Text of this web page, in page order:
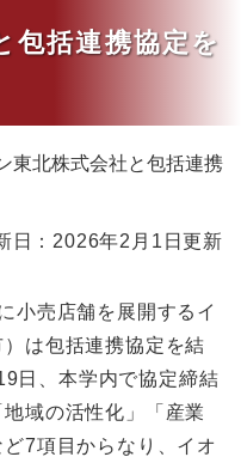
包括連携協定を
東北株式会社と包括連携
日：2026年2月1日更新
小売店舗を展開するイ
は包括連携協定を結
日、本学内で協定締結
域の活性化」「産業
7項目からなり、イオ